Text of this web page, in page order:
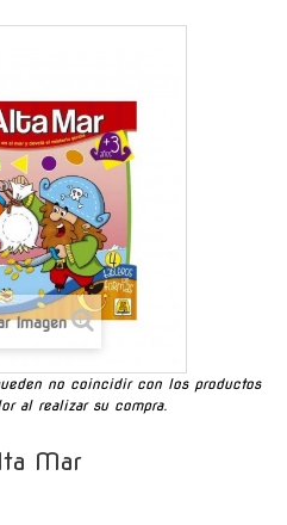
Imagen
no coincidir con los productos
al realizar su compra.
Mar